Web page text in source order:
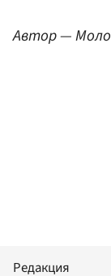
Автор —
Редакция